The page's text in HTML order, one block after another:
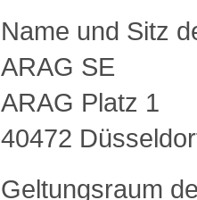
Name und Sitz
ARAG SE
ARAG Platz 1
40472
Geltungsraum